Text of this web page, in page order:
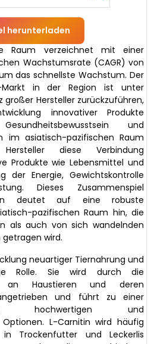
herunterladen
Raum verzeichnet mit einer
Wachstumsrate (CAGR) von
das schnellste Wachstum. Der
Markt in der Region ist unter
großer Hersteller zurückzuführen,
innovativer Produkte
und
im asiatisch-pazifischen Raum
diese Verbindung
Produkte wie Lebensmittel und
der Energie, Gewichtskontrolle
Dieses Zusammenspiel
deutet auf eine robuste
pazifischen Raum hin, die
als auch von sich wandelnden
wird.
neuartiger Tiernahrung und
Rolle. Sie wird durch die
an Haustieren und deren
und führt zu einer
hochwertigen und
L-Carnitin wird häufig
Trockenfutter und Leckerlis